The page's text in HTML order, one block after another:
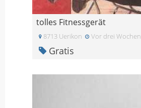
tolles Fitnessgerät
8713 Uerikon Vor drei Wochen
Gratis